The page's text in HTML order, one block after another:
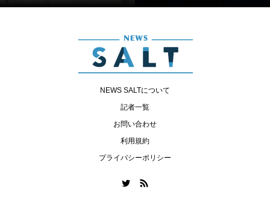
NEWS SALTについて
記者一覧
お問い合わせ
利用規約
プライバシーポリシー